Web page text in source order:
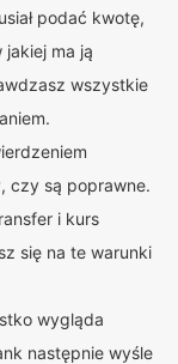
podać kwotę,
ma ją
wszystkie
czy są poprawne.
i kurs
się na te warunki
wygląda
następnie wyśle